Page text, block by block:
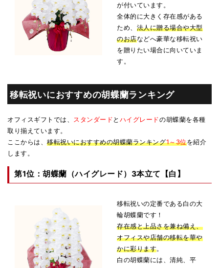
が付いています。
全体的に大きく存在感がある
ため、 法人に贈る場合や大型
のお店などへ豪華な移転祝い
を贈りたい場合に向いていま
す。
移転祝いにおすすめの胡蝶蘭ランキング
オフィスギフトでは、 スタンダードと ハイグレードの胡蝶蘭を各種
取り揃えています。
ここからは、移転祝いにおすすめの胡蝶蘭ランキング1～3位を紹介
します。
第1位：胡蝶蘭（ハイグレード）3本立て【白】
移転祝いの定番である白の大
輪胡蝶蘭です！
存在感と上品さを兼ね備え、
オフィスや店舗の移転を華や
かに彩ります。
白の胡蝶蘭には、清純、平